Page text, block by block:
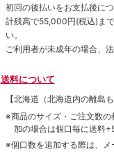
初回の後払いをお支払後に
計残高で55,000円(税込)ま
い。
ご利用者が未成年の場合、
送料について
【北海道（北海道内の離島
※商品のサイズ・ご注文数
加の場合は個口毎に送料
※個口数を追加する際は、メ